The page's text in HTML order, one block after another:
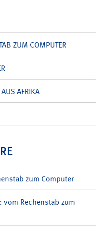
ZUM COMPUTER
AFRIKA
zum Computer
vom Rechenstab zum